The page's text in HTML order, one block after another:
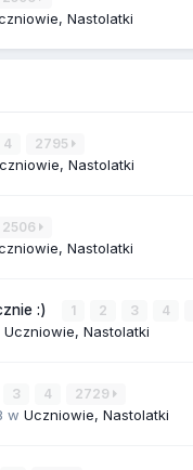
Nastolatki
4 2795
Nastolatki
2506
Nastolatki
:) 1 2 3 4
Uczniowie, Nastolatki
3 4 2729
w Uczniowie, Nastolatki